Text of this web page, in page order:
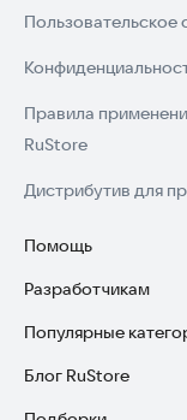
Пользовательское
Правила
RuStore
Дистрибутив для
Помощь
Установка RuStore
Установка RuStore
Установка RuStore
Разработчикам
Зарабатывать с
Стать
Популярные
Игры для Android
Блог RuStore